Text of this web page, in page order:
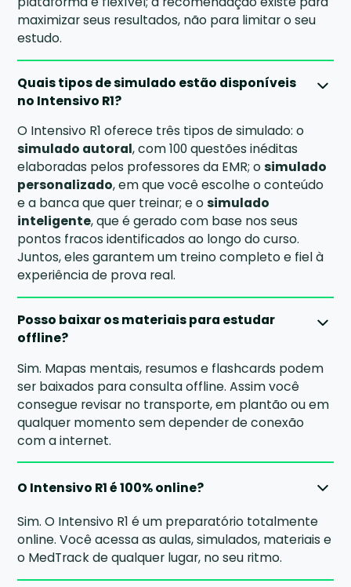
maximizar seus resultados, não para limitar o seu
estudo.
Quais tipos de simulado estão disponíveis
no Intensivo R1?
O Intensivo R1 oferece três tipos de simulado: o
simulado autoral, com 100 questões inéditas
elaboradas pelos professores da EMR; osimulado
personalizado, em que você escolhe o conteúdo
e a banca que quer treinar; e osimulado
inteligente, que é gerado com base nos seus
pontos fracos identificados ao longo do curso.
Juntos, eles garantem um treino completo e fiel à
experiência de prova real.
Posso baixar os materiais para estudar
offline?
Sim. Mapas mentais, resumos e flashcards podem
ser baixados para consulta offline. Assim você
consegue revisar no transporte, em plantão ou em
qualquer momento sem depender de conexão
com a internet.
O Intensivo R1 é 100% online?
Sim. O Intensivo R1 é um preparatório totalmente
online. Você acessa as aulas, simulados, materiais e
o MedTrack de qualquer lugar, no seu ritmo.